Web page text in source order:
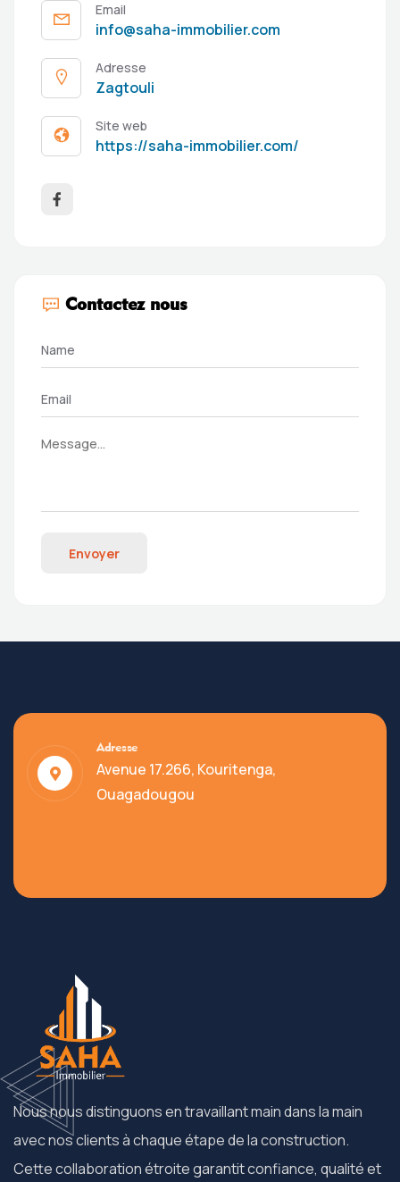
Email
info@saha-immobilier.com
Adresse
Zagtouli
Site web
https://saha-immobilier.com/
Contactez nous
Envoyer
Adresse
Avenue 17.266, Kouritenga,
Ouagadougou
Nous nous distinguons en travaillant main dans la main
avec nos clients à chaque étape de la construction.
Cette collaboration étroite garantit confiance, qualité et